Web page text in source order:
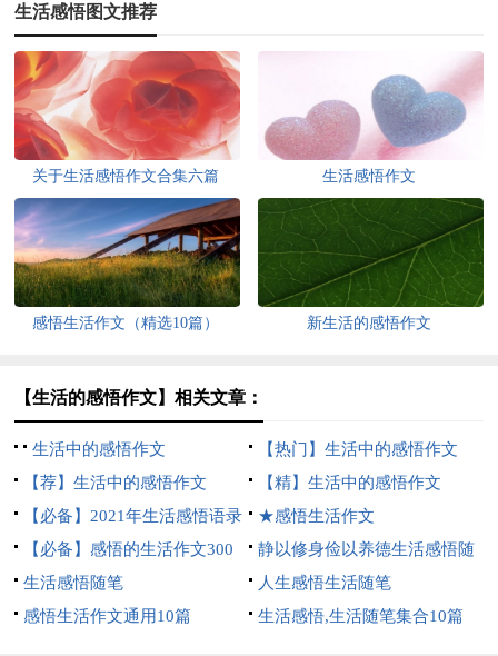
生活感悟图文推荐
关于生活感悟作文合集六篇 生活感悟作文
感悟生活作文（精选10篇） 新生活的感悟作文
【生活的感悟作文】相关文章：
生活中的感悟作文
【热门】生活中的感悟作文
【荐】生活中的感悟作文
【精】生活中的感悟作文
【必备】2021年生活感悟语录
大汇总65句
★感悟生活作文
【必备】感悟的生活作文300
字3篇
静以修身俭以养德生活感悟随
笔
生活感悟随笔
人生感悟生活随笔
感悟生活作文通用10篇
生活感悟,生活随笔集合10篇